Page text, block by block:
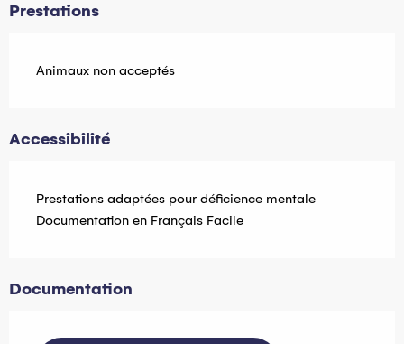
Prestations
Animaux non acceptés
Accessibilité
Prestations adaptées pour déficience mentale
Documentation en Français Facile
Documentation